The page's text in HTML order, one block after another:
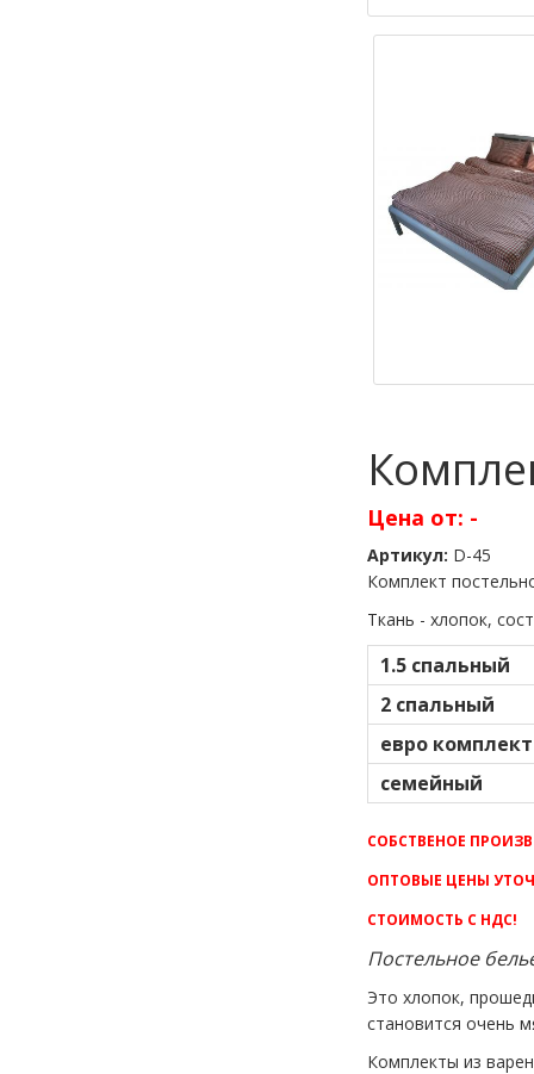
Цена от: -
Артикул: D-45
Комплект
Ткань - хлопок,
1.5 спальный
2 спальный
евро комплект
семейный
СОБСТВЕНОЕ
ОПТОВЫЕ ЦЕНЫ
СТОИМОСТЬ С НДС!
Постельное
Это хлопок,
становится очень
Комплекты из